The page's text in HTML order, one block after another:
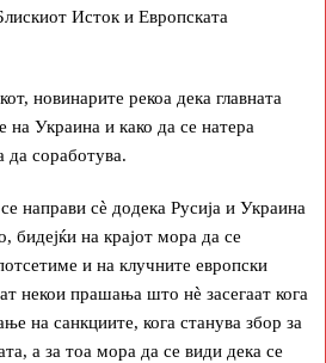
Исток и Европската
новинарите рекоа дека главната
на Украина и како да се натера
да соработува.
направи сè додека Русија и Украина
бидејќи на крајот мора да се
и на клучните европски
некои прашања што нè засегаат кога
на санкциите, кога станува збор за
а за тоа мора да се види дека се